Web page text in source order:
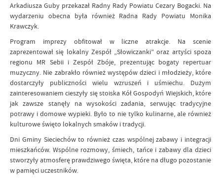
Arkadiusza Guby przekazał Radny Rady Powiatu Cezary Bogacki. Na
wydarzeniu obecna była również Radna Rady Powiatu Monika
Krawczyk.
Program imprezy obfitował w liczne atrakcje. Na scenie
zaprezentował się lokalny Zespół „Słowiczanki” oraz artyści spoza
regionu MR Sebii i Zespół Zbóje, prezentując bogaty repertuar
muzyczny. Nie zabrakło również występów dzieci i młodzieży, które
dostarczyły publiczności wielu wzruszeń i uśmiechu. Dużym
zainteresowaniem cieszyły się stoiska Kół Gospodyń Wiejskich, które
jak zawsze stanęły na wysokości zadania, serwując tradycyjne
potrawy i domowe wypieki. Było to nie tylko kulinarne, ale również
kulturowe święto lokalnych smaków i tradycji.
Dni Gminy Sieciechów to również czas wspólnej zabawy i integracji
mieszkańców. Wspólne rozmowy, śmiech, tańce i zabawy dla dzieci
stworzyły atmosferę prawdziwego święta, które na długo pozostanie
w pamięci uczestników.